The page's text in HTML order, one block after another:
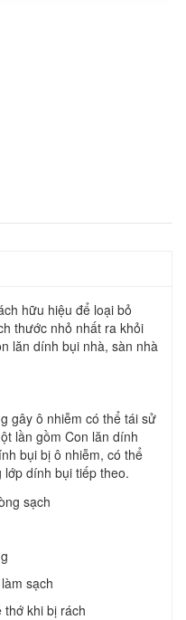
hữu hiệu để loại bỏ
thước nhỏ nhất ra khỏi
lăn dính bụi nhà, sàn nhà
gây ô nhiễm có thể tái sử
lần gồm Con lăn dính
bụi bị ô nhiễm, có thể
dính bụi tiếp theo.
sạch
khi bị rách